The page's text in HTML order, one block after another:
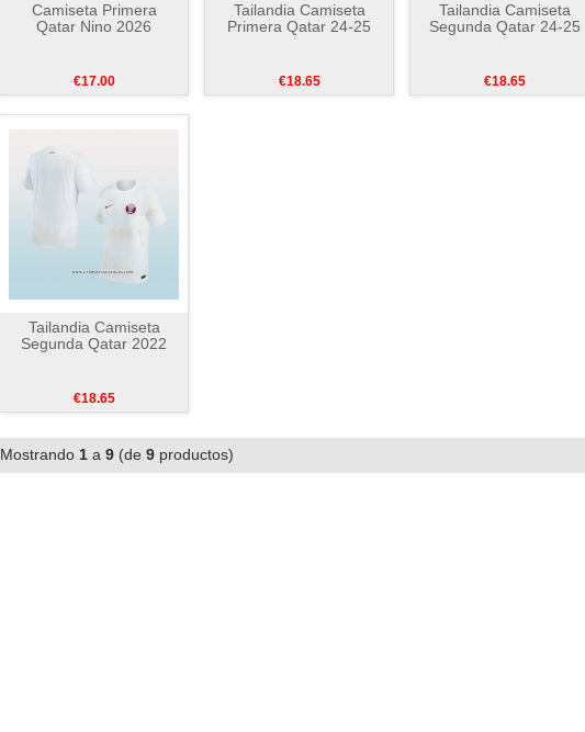
Camiseta Primera
Qatar Nino 2026
€17.00
Tailandia Camiseta
Primera Qatar 24-25
€18.65
Tailandia Camiseta
Segunda Qatar 24-25
€18.65
Tailandia Camiseta
Segunda Qatar 2022
€18.65
Mostrando 1 a 9 (de 9 productos)